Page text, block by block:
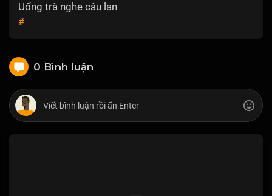
Uống trà nghe câu lan
#
0 Bình luận